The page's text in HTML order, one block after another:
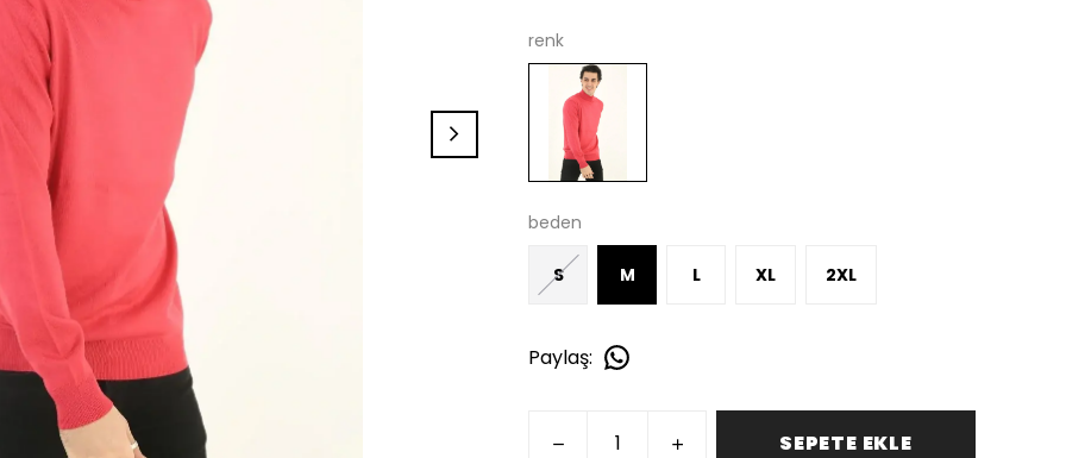
renk
beden
S M L XL 2XL
Paylaş:
SEPETE EKLE